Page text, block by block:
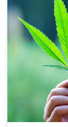
Produkcja i
dużej części
tylko
konsumpcji.
krajem w
konopi.